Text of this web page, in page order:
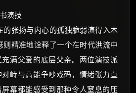
演技
的张扬与内心的孤独脆弱演得入木
则精准地诠释了一个在时代洪流中
满父爱的底层父亲。两位演技派
峙与高能争吵戏码，情绪张力直
幕都能感受到那种令人窒息的压